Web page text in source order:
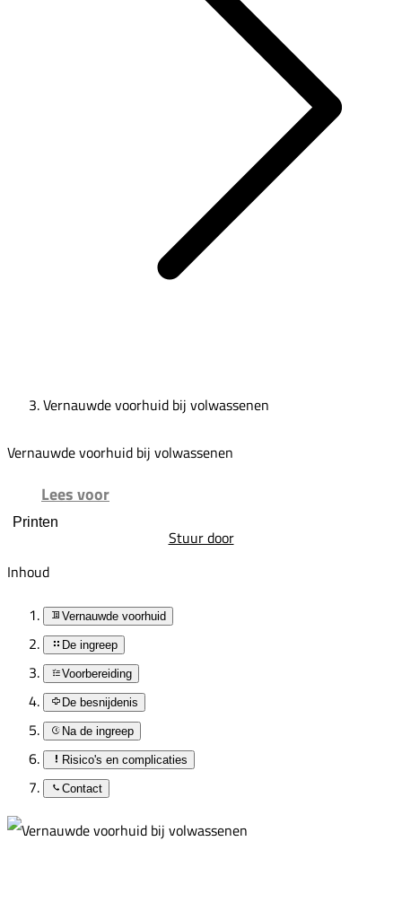
Vernauwde voorhuid bij volwassenen
Vernauwde voorhuid bij volwassenen
Lees voor
Printen
Stuur door
Inhoud
Vernauwde voorhuid
De ingreep
Voorbereiding
De besnijdenis
Na de ingreep
Risico's en complicaties
Contact